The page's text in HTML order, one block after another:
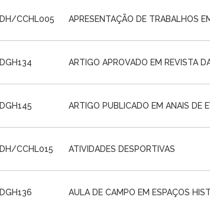
DH/CCHL005 APRESENTAÇÃO DE TRABALHOS
DGH134 ARTIGO APROVADO EM REVISTA
DGH145 ARTIGO PUBLICADO EM ANAIS DE
DH/CCHL015 ATIVIDADES DESPORTIVAS
DGH136 AULA DE CAMPO EM ESPAÇOS